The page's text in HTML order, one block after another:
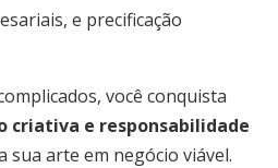
e precificação
você conquista
criativa e responsabilidade
sua arte em negócio viável.